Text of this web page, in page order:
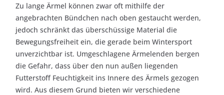
Zu lange Ärmel können zwar oft mithilfe der
angebrachten Bündchen nach oben gestaucht werden,
jedoch schränkt das überschüssige Material die
Bewegungsfreiheit ein, die gerade beim Wintersport
unverzichtbar ist. Umgeschlagene Ärmelenden bergen
die Gefahr, dass über den nun außen liegenden
Futterstoff Feuchtigkeit ins Innere des Ärmels gezogen
wird. Aus diesem Grund bieten wir verschiedene